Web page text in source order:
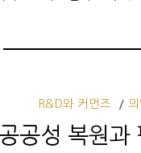
R&D와 커먼즈
공성 복원